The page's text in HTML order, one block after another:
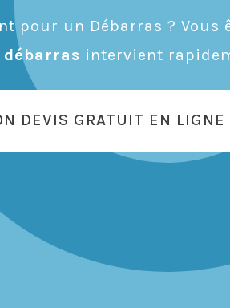
pour un Débarras ? Vous
intervient
DEVIS GRATUIT EN LIGNE